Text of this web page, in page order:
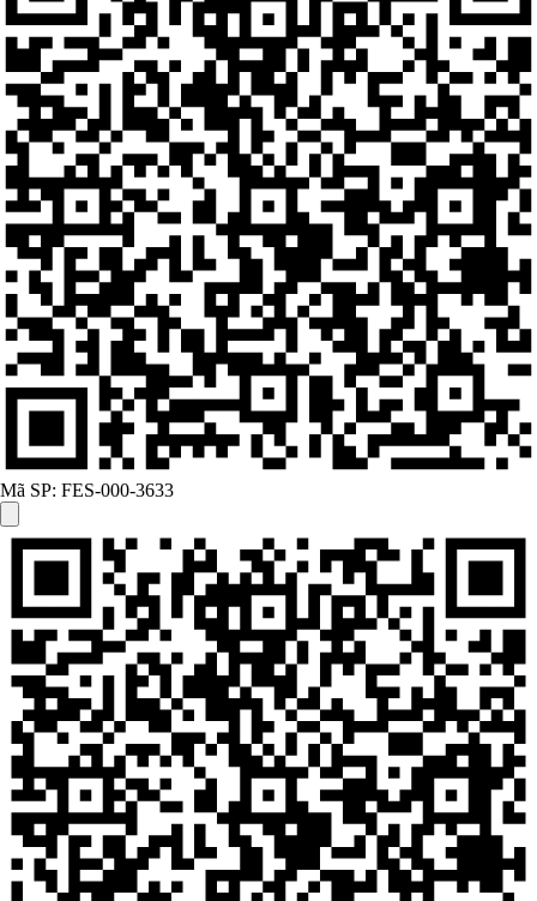
Mã SP: FES-000-3633